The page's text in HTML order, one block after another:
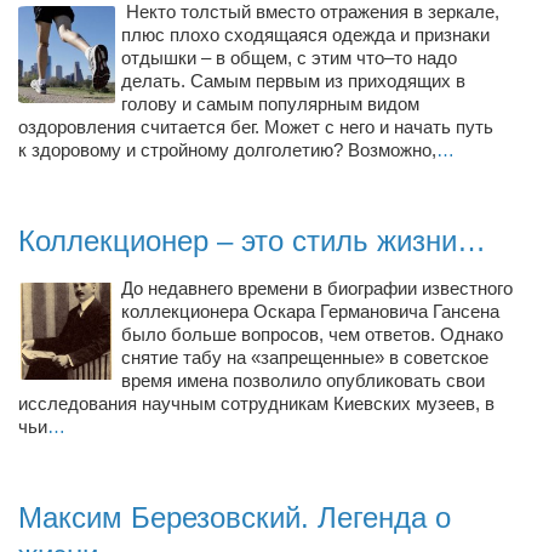
Бизнес-партнёры
Здоровье
Врач психиатр–нарколог Анплеев А.Б.
Косметологическое отделение КП Сумская
городская клиническая больница №4
Тенториум -центр независимых дистрибьюторов
Кафе, клубы, рестораны
«Винегрет» — демократичный ресторан
«ЧАЙ — КАВА» магазин — кафе
«Книголюб» — супермаркет
Некто толстый вместо отражения в зеркале,
плюс плохо сходящаяся одежда и признаки
отдышки – в общем, с этим что–то надо
делать. Самым первым из приходящих в
голову и самым популярным видом
оздоровления считается бег. Может с него и начать путь
к здоровому и стройному долголетию? Возможно,…
Коллекционер – это стиль жизни…
До недавнего времени в биографии известного
коллекционера Оскара Германовича Гансена
было больше вопросов, чем ответов. Однако
снятие табу на «запрещенные» в советское
время имена позволило опубликовать свои
исследования научным сотрудникам Киевских музеев, в
чьи…
Максим Березовский. Легенда о